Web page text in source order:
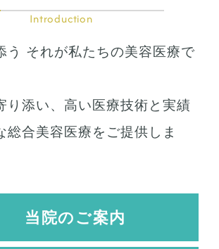
検索
Introduction
う それが私たちの美容医療で
り添い、高い医療技術と実績
総合美容医療をご提供しま
当院のご案内